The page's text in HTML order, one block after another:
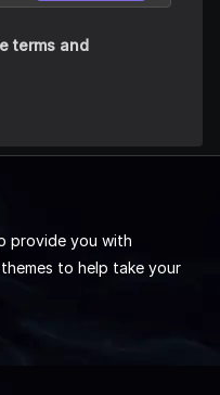
terms and
provide you with
to help take your